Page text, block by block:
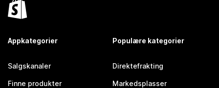
Appkategorier
Salgskanaler
Finne produkter
Populære kategorier
Direktefrakting
Markedsplasser